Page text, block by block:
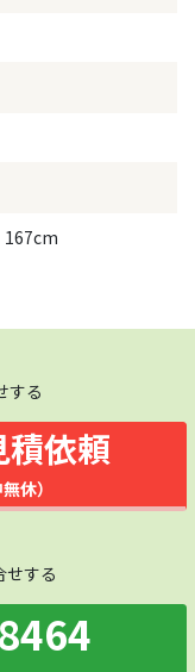
する
積依頼
休）
する